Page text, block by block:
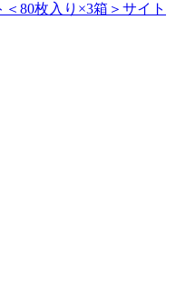
80枚入り×3箱＞サイト